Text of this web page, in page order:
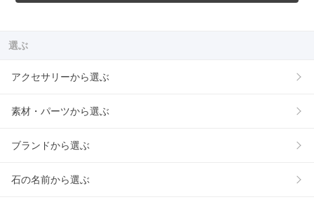
選ぶ
アクセサリーから選ぶ
素材・パーツから選ぶ
ブランドから選ぶ
石の名前から選ぶ